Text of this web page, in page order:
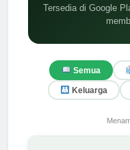
Tersedia di Google
Semua
Keluarga